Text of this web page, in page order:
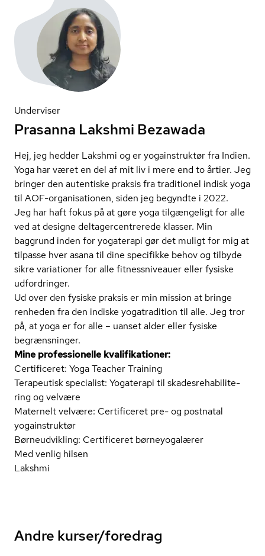
Underviser
Prasanna Lakshmi Bezawada
Hej, jeg hedder Lakshmi og er yogainstruktør fra Indien.
Yoga har været en del af mit liv i mere end to årtier. Jeg
bringer den autentiske praksis fra traditionel indisk yoga
til AOF-organisationen, siden jeg begyndte i 2022.
Jeg har haft fokus på at gøre yoga tilgængeligt for alle
ved at designe del­ta­ger­cen­tre­re­de klasser. Min
baggrund inden for yogaterapi gør det muligt for mig at
tilpasse hver asana til dine specifikke behov og tilbyde
sikre variationer for alle fit­nes­sni­veau­er eller fysiske
udfordringer.
Ud over den fysiske praksis er min mission at bringe
renheden fra den indiske yogatradition til alle. Jeg tror
på, at yoga er for alle – uanset alder eller fysiske
begrænsninger.
Mine professionelle kva­li­fi­ka­tio­ner:
Certificeret: Yoga Teacher Training
Terapeutisk specialist: Yogaterapi til ska­des­re­ha­bi­li­te­
ring og velvære
Maternelt velvære: Certificeret pre- og postnatal
yogainstruktør
Børneudvikling: Certificeret børneyogalærer
Med venlig hilsen
Lakshmi
Andre kurser/foredrag